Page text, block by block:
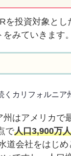
を投資対象とし
みていきます。
カリフォルニア
州はアメリカで
で人口3,900万
道会社をはじ